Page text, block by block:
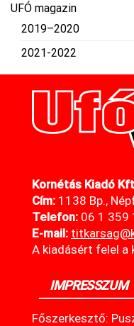
UFÓ magazin
2019–2020
2021-2022
Kornétás Kiadó
Cím: 1138 Bp.,
Telefon: 06 1 359
E-mail:
A kiadásért felel
IMPRESSZUM
Főszerkesztő: